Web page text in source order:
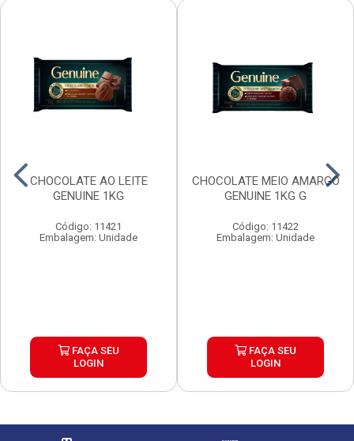
CHOCOLATE AO LEITE
GENUINE 1KG
Código: 11421
Embalagem: Unidade
FAÇA SEU
LOGIN
CHOCOLATE MEIO AMARGO
GENUINE 1KG G
Código: 11422
Embalagem: Unidade
FAÇA SEU
LOGIN